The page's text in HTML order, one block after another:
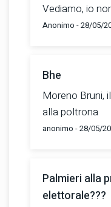
Vediamo, io
Anonimo - 28/05/
Bhe
Moreno Bruni,
alla poltrona
anonimo - 28/05/
Palmieri alla
elettorale???